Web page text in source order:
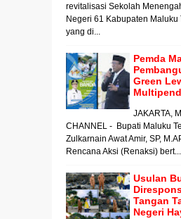
revitalisasi Sekolah
Negeri 61 Kabupaten Maluku
yang di...
Pemda
Green
JAKARTA,
CHANNEL - Bupati Maluku
Zulkarnain Awat Amir, SP,
Rencana Aksi (Renaksi) bert...
Usulan
Tangan
Negeri